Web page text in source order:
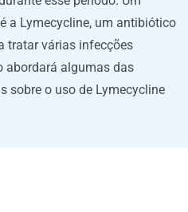
a Lymecycline, um antibiótico
tratar várias infecções
abordará algumas das
sobre o uso de Lymecycline